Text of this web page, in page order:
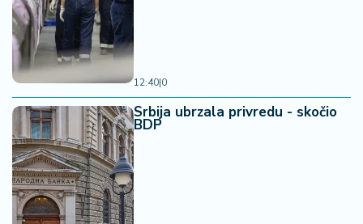
12:40|0
Srbija ubrzala privredu - skočio
BDP